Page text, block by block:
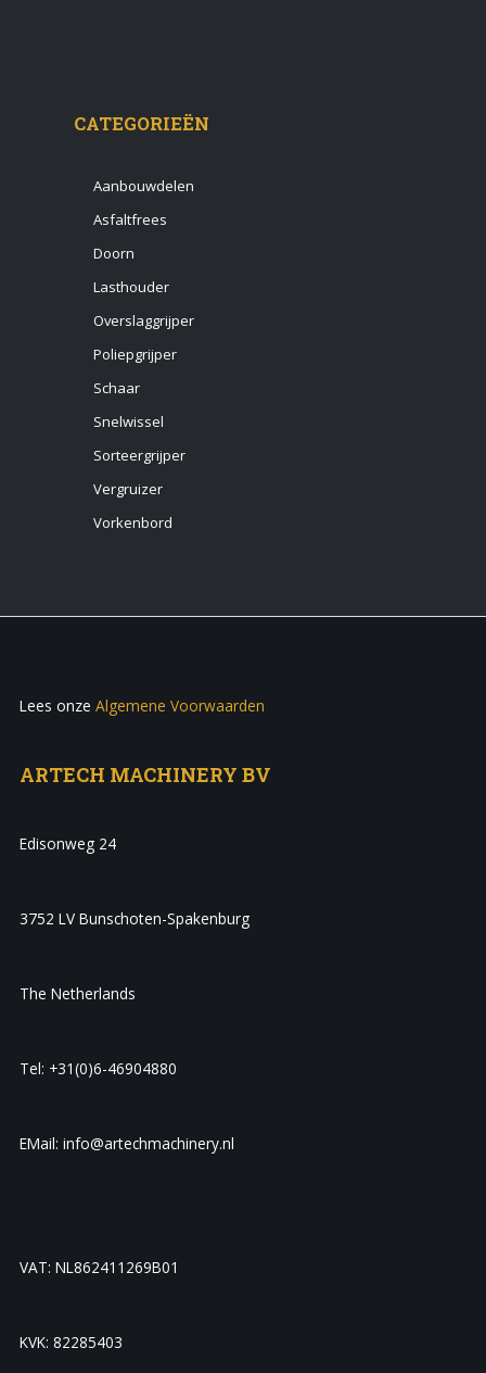
CATEGORIEËN
Aanbouwdelen
Asfaltfrees
Doorn
Lasthouder
Overslaggrijper
Poliepgrijper
Schaar
Snelwissel
Sorteergrijper
Vergruizer
Vorkenbord
Lees onze Algemene Voorwaarden
ARTECH MACHINERY BV
Edisonweg 24
3752 LV Bunschoten-Spakenburg
The Netherlands
Tel: +31(0)6-46904880
EMail: info@artechmachinery.nl
VAT: NL862411269B01
KVK: 82285403